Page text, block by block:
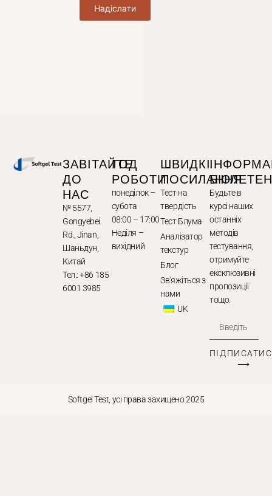
Надіслати
ЗАВІТАЙТЕ
ДО
НАС
№ 5577,
Gongyebei
Rd., Jinan,
Шаньдун,
Китай
Тел.: +86 185
6001 3985
ГОД
РОБОТИ
понеділок –
субота
08:00 – 17:00
Неділя –
вихідний
ШВИДКІ
ПОСИЛАННЯ
Тест на
твердість
Тест Блума
Аналізатор
текстур
Блог
Зв'яжіться з
нами
UK
Будьте в
курсі наших
останніх
методів
тестування,
отримуйте
ексклюзивні
пропозиції
тощо.
⟶
Softgel Test, усі права захищено 2025